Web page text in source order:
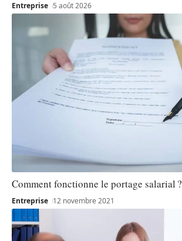
Entreprise 5 août 2026
Comment fonctionne le portage salarial ?
Entreprise 12 novembre 2021